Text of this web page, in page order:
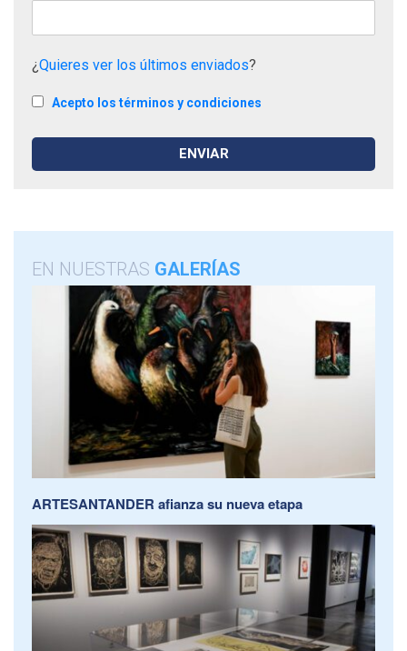
¿Quieres ver los últimos enviados?
Acepto los términos y condiciones
EN NUESTRAS GALERÍAS
ARTESANTANDER afianza su nueva etapa